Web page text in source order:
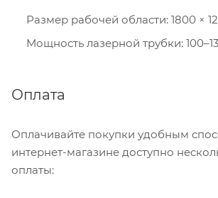
Размер рабочей области: 1800 ×
Мощность лазерной трубки:
Оплата
Оплачивайте покупки удобным
интернет-магазине доступно
оплаты: